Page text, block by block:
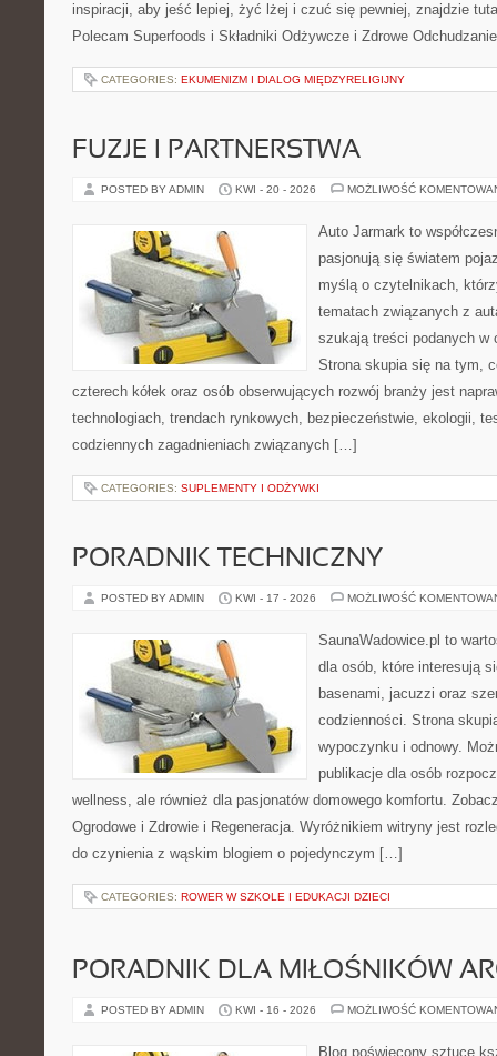
inspiracji, aby jeść lepiej, żyć lżej i czuć się pewniej, znajdzie
Polecam Superfoods i Składniki Odżywcze i Zdrowe
CATEGORIES: EKUMENIZM I DIALOG MIĘDZYRELIGIJNY
FUZJE I PARTNERSTWA
POSTED BY ADMIN KWI - 20 - 2026 MOŻLIWOŚĆ
Auto Jarmark to
pasjonują się światem
myślą o czytelnikach,
tematach związanych z
szukają treści podanych
Strona skupia się na tym,
czterech kółek oraz osób obserwujących rozwój branży jest
technologiach, trendach rynkowych, bezpieczeństwie, ekologii,
codziennych zagadnieniach związanych […]
CATEGORIES: SUPLEMENTY I ODŻYWKI
PORADNIK TECHNICZNY
POSTED BY ADMIN KWI - 17 - 2026 MOŻLIWOŚĆ
SaunaWadowice.pl to
dla osób, które interesują
basenami, jacuzzi oraz
codzienności. Strona
wypoczynku i odnowy.
publikacje dla osób
wellness, ale również dla pasjonatów domowego komfortu.
Ogrodowe i Zdrowie i Regeneracja. Wyróżnikiem witryny jest
do czynienia z wąskim blogiem o pojedynczym […]
CATEGORIES: ROWER W SZKOLE I EDUKACJI DZIECI
PORADNIK DLA MIŁOŚNIKÓW
POSTED BY ADMIN KWI - 16 - 2026 MOŻLIWOŚĆ
Blog poświęcony sztuce